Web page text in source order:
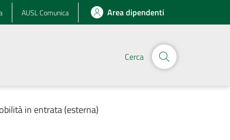
AUSL Comunica Area dipendenti
Cerca
in entrata (esterna)